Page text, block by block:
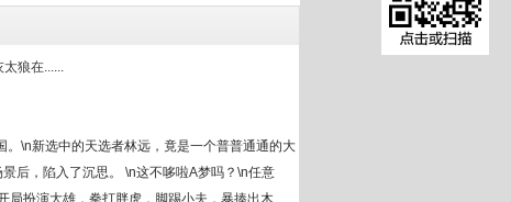
狼在......
。\n新选中的天选者林远，竟是一个普普通通的大
后，陷入了沉思。 \n这不哆啦A梦吗？\n任意
局扮演大雄，拳打胖虎，脚踢小夫，暴揍出木
泪崩了[
惊悚公寓：从忽悠女鬼开始